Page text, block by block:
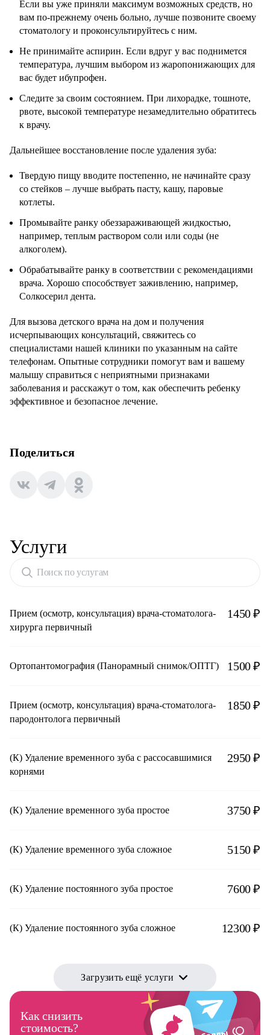
Если вы уже приняли максимум возможных средств, но
вам по-прежнему очень больно, лучше позвоните своему
стоматологу и проконсультируйтесь с ним.
Не принимайте аспирин. Если вдруг у вас поднимется
температура, лучшим выбором из жаропонижающих для
вас будет ибупрофен.
Следите за своим состоянием. При лихорадке, тошноте,
рвоте, высокой температуре незамедлительно обратитесь
к врачу.
Дальнейшее восстановление после удаления зуба:
Твердую пищу вводите постепенно, не начинайте сразу
со стейков – лучше выбрать пасту, кашу, паровые
котлеты.
Промывайте ранку обеззараживающей жидкостью,
например, теплым раствором соли или соды (не
алкоголем).
Обрабатывайте ранку в соответствии с рекомендациями
врача. Хорошо способствует заживлению, например,
Солкосерил дента.
Для вызова детского врача на дом и получения
исчерпывающих консультаций, свяжитесь со
специалистами нашей клиники по указанным на сайте
телефонам. Опытные сотрудники помогут вам и вашему
малышу справиться с неприятными признаками
заболевания и расскажут о том, как обеспечить ребенку
эффективное и безопасное лечение.
Поделиться
Услуги
Поиск по услугам
Прием (осмотр, консультация) врача-стоматолога-
хирурга первичный
1450 ₽
Ортопантомография (Панорамный снимок/ОПТГ) 1500 ₽
Прием (осмотр, консультация) врача-стоматолога-
пародонтолога первичный
1850 ₽
(К) Удаление временного зуба с рассосавшимися
корнями
2950 ₽
(К) Удаление временного зуба простое 3750 ₽
(К) Удаление временного зуба сложное 5150 ₽
(К) Удаление постоянного зуба простое 7600 ₽
(К) Удаление постоянного зуба сложное 12300 ₽
Загрузить ещё услуги
Как снизить
стоимость?